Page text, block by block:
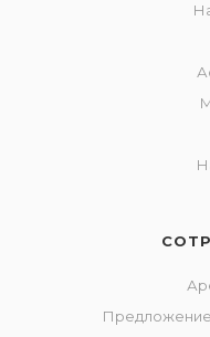
Предложение